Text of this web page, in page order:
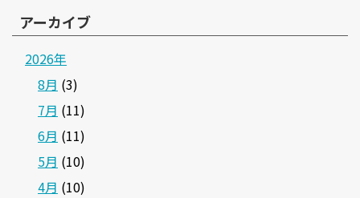
アーカイブ
2026年
8月 (3)
7月 (11)
6月 (11)
5月 (10)
4月 (10)